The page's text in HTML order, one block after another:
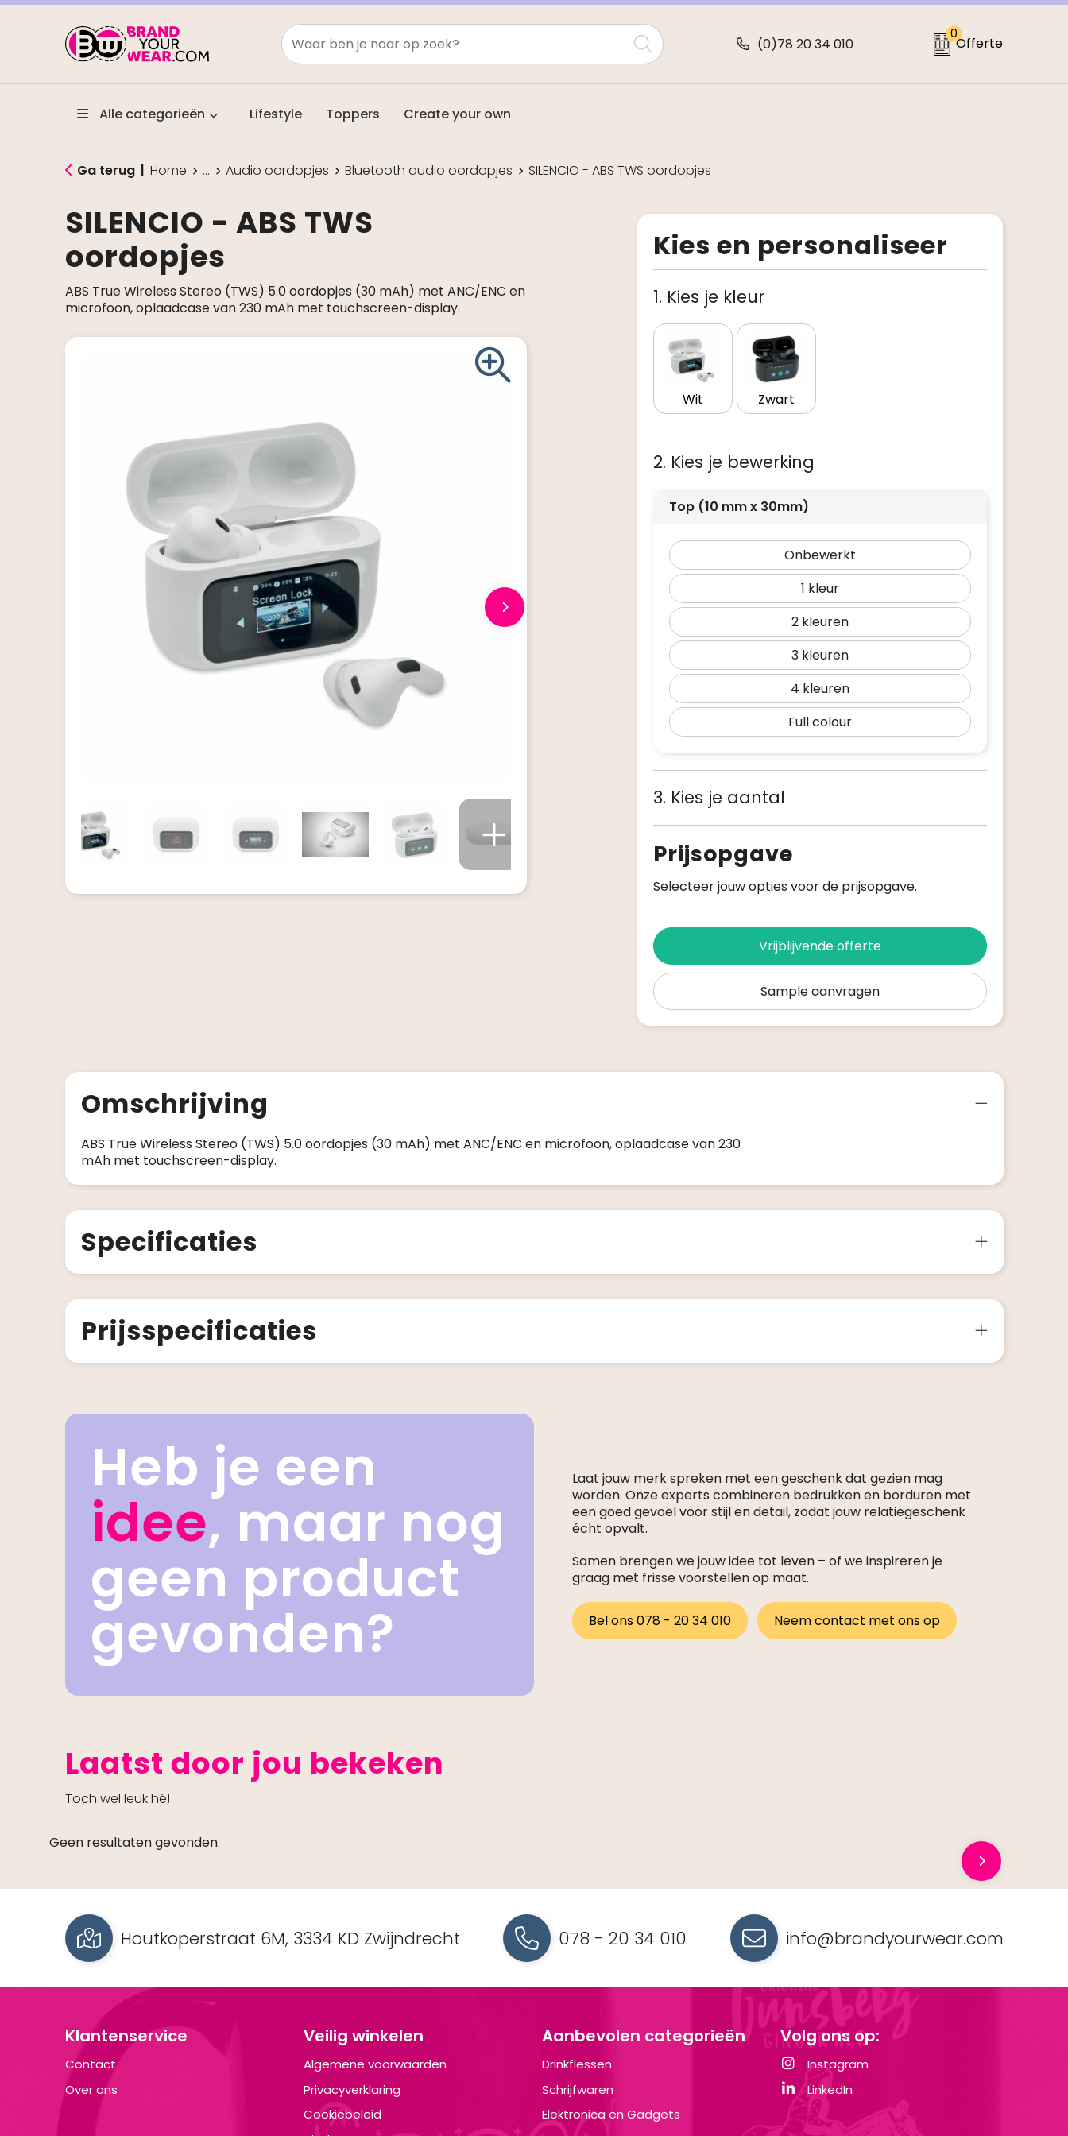
(0)78 20 34 010
0
Offerte
Alle categorieën Lifestyle Toppers Create your own
Ga terug | Home ... Audio oordopjes Bluetooth audio oordopjes SILENCIO - ABS TWS oordopjes
SILENCIO - ABS TWS
oordopjes
ABS True Wireless Stereo (TWS) 5.0 oordopjes (30 mAh) met ANC/ENC en
microfoon, oplaadcase van 230 mAh met touchscreen-display.
Kies en personaliseer
1. Kies je kleur
Wit Zwart
2. Kies je bewerking
Top (10 mm x 30mm)
Onbewerkt
1
2
3
4
Full colour
3. Kies je aantal
Prijsopgave
Selecteer jouw opties voor de prijsopgave.
Vrijblijvende offerte
Sample aanvragen
Omschrijving
ABS True Wireless Stereo (TWS) 5.0 oordopjes (30 mAh) met ANC/ENC en microfoon, oplaadcase van 230
mAh met touchscreen-display.
Specificaties
Prijsspecificaties
Heb je een
idee, maar nog
geen product
gevonden?
Laat jouw merk spreken met een geschenk dat gezien mag
worden. Onze experts combineren bedrukken en borduren met
een goed gevoel voor stijl en detail, zodat jouw relatiegeschenk
écht opvalt.
Samen brengen we jouw idee tot leven – of we inspireren je
graag met frisse voorstellen op maat.
Bel ons 078 - 20 34 010 Neem contact met ons op
Laatst door jou bekeken
Toch wel leuk hé!
Geen resultaten gevonden.
Houtkoperstraat 6M, 3334 KD Zwijndrecht 078 - 20 34 010 info@brandyourwear.com
Klantenservice
Contact
Over ons
Veilig winkelen
Algemene voorwaarden
Privacyverklaring
Cookiebeleid
Aanbevolen categorieën
Drinkflessen
Schrijfwaren
Elektronica en Gadgets
Volg ons op:
Instagram
LinkedIn